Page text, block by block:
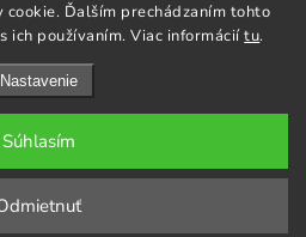
Ďalším prechádzaním tohto
ich používaním. Viac informáciítu.
Nastavenie
Súhlasím
vložky
NAPOLEON grily
plus. Všetky práva vyhradené.
a nakódoval